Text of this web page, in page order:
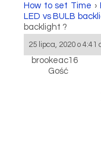
How to set Time ›
LED vs BULB
backlight ?
25 lipca, 2020 o 4:41
brookeac16
Gość